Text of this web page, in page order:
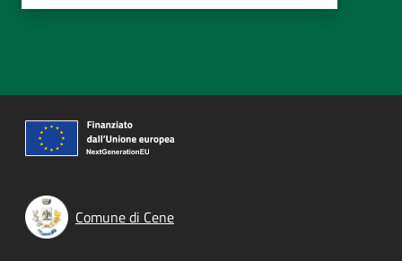
Comune di Cene